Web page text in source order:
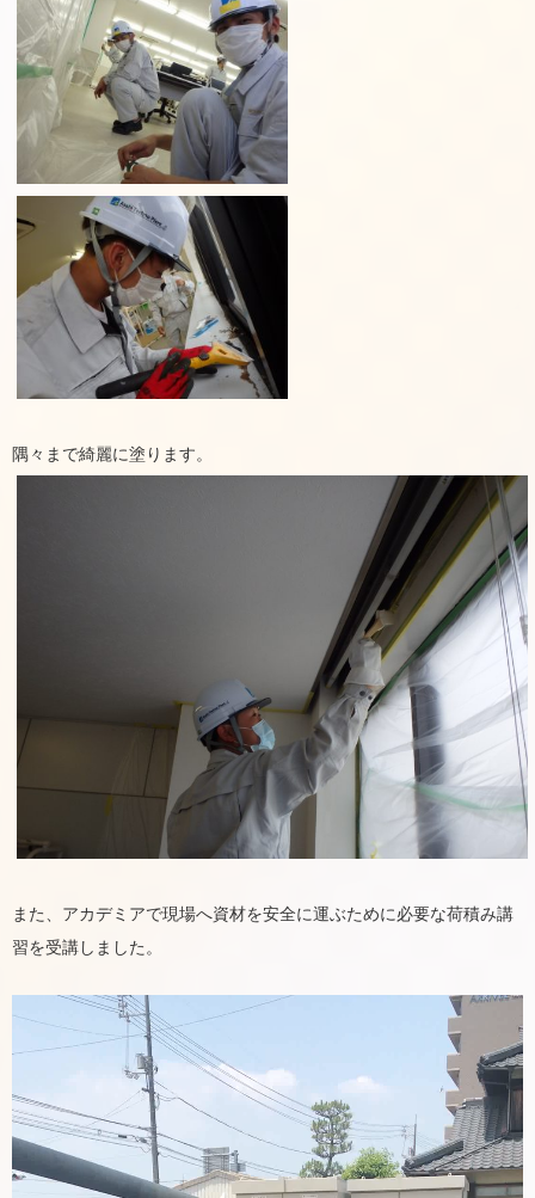
隅々まで綺麗に塗ります。
また、アカデミアで現場へ資材を安全に運ぶために必要な荷積み講
習を受講しました。
動
レ
ー
ヤ